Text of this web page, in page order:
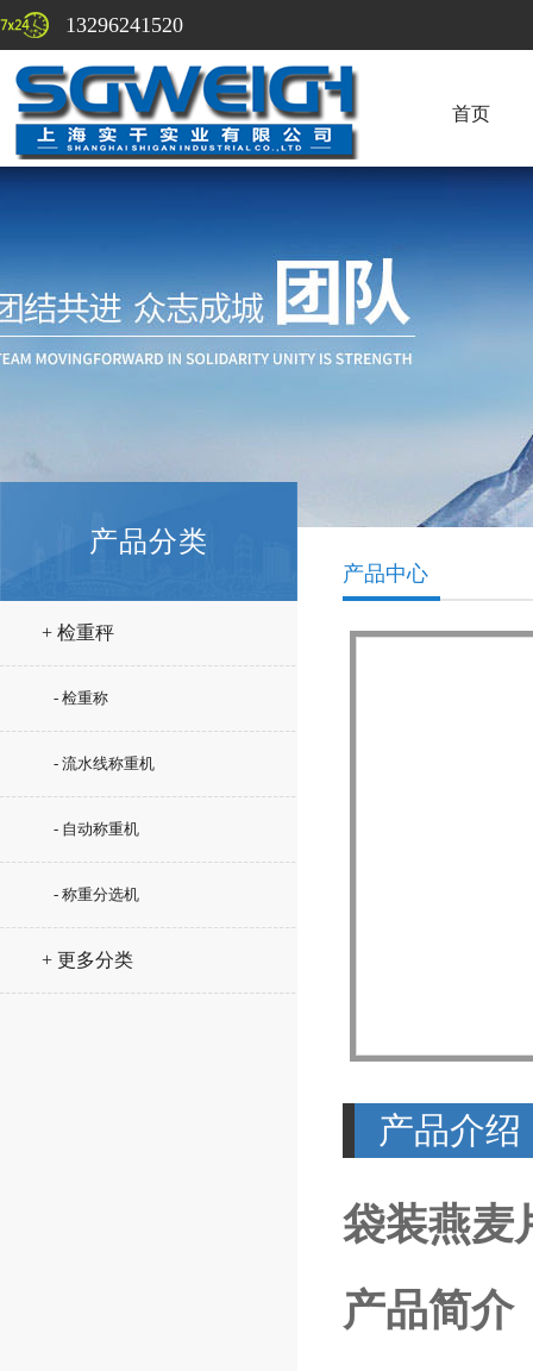
13296241520
首页
产品分类
+ 检重秤
- 检重称
- 流水线称重机
- 自动称重机
- 称重分选机
+ 更多分类
产品中心
产品介绍
袋装燕麦
产品简介